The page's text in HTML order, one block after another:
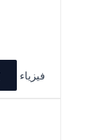
فيزياء